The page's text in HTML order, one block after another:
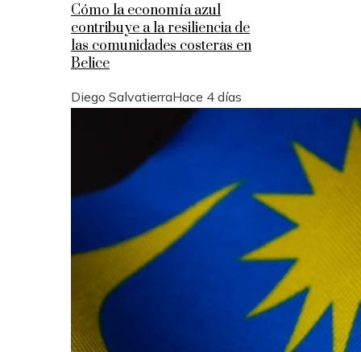
Cómo la economía azul
contribuye a la resiliencia de
las comunidades costeras en
Belice
Diego SalvatierraHace 4 días